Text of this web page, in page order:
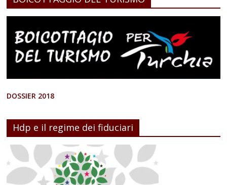
DOSSIER 2018
Hdp e il regime dei fiduciari